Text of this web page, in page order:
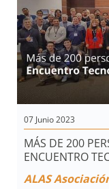
07 Junio 2023
MÁS DE 200
ENCUENTRO
ALAS